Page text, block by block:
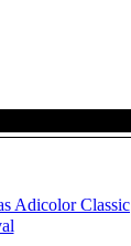
Adicolor Classic